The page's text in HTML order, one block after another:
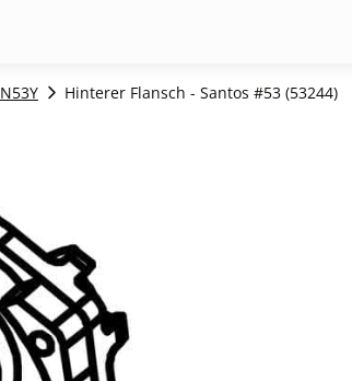
N53Y Hinterer Flansch - Santos #53 (53244)